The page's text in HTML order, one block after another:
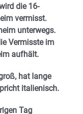
die 16-
vermisst.
unterwegs.
Vermisste im
aufhält.
hat lange
italienisch.
Tag